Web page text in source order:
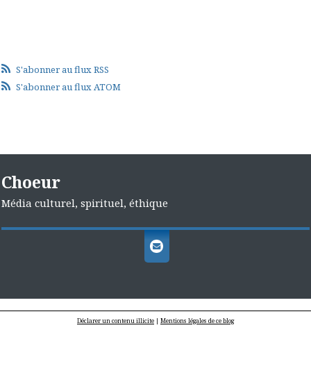
S'abonner au flux RSS
S'abonner au flux ATOM
Choeur
Média culturel, spirituel, éthique
Déclarer un contenu illicite | Mentions légales de ce blog